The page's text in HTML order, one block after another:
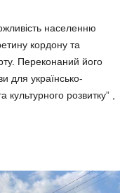
населенню
кордону та
Переконаний його
для українсько-
розвитку” ,